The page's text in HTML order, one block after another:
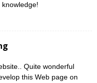
Quite wonderful
this Web page on